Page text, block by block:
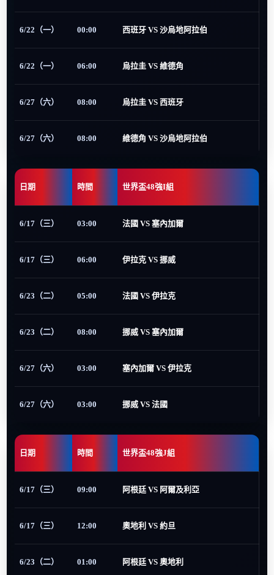
6/22（一） 00:00 西班牙 VS 沙烏地阿拉伯
6/22（一） 06:00 烏拉圭 VS 維德角
6/27（六） 08:00 烏拉圭 VS 西班牙
6/27（六） 08:00 維德角 VS 沙烏地阿拉伯
日期 時間 世界盃48強I組
6/17（三） 03:00 法國 VS 塞內加爾
6/17（三） 06:00 伊拉克 VS 挪威
6/23（二） 05:00 法國 VS 伊拉克
6/23（二） 08:00 挪威 VS 塞內加爾
6/27（六） 03:00 塞內加爾 VS 伊拉克
6/27（六） 03:00 挪威 VS 法國
日期 時間 世界盃48強J組
6/17（三） 09:00 阿根廷 VS 阿爾及利亞
6/17（三） 12:00 奧地利 VS 約旦
6/23（二） 01:00 阿根廷 VS 奧地利